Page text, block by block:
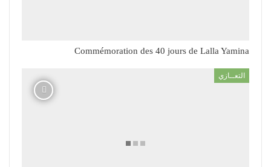
Commémoration des 40 jours de Lalla Yamina
التعــازي